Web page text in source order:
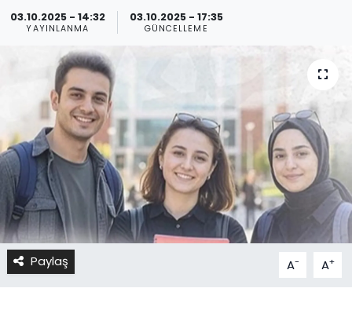
03.10.2025 - 14:32
YAYINLANMA
03.10.2025 - 17:35
GÜNCELLEME
Paylaş A- A+